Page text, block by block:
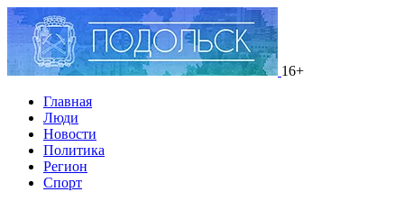
16+
Главная
Люди
Новости
Политика
Регион
Спорт